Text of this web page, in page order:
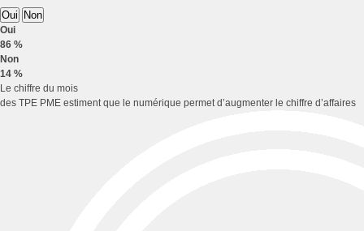
Oui Non
Oui
86 %
Non
14 %
Le chiffre du mois
des TPE PME estiment que le numérique permet d’augmenter le chiffre d’affaires